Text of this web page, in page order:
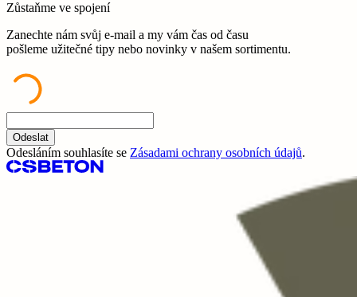
Zůstaňme ve spojení
Zanechte nám svůj e-mail a my vám čas od času
pošleme užitečné tipy nebo novinky v našem sortimentu.
Odeslat
Odesláním souhlasíte se Zásadami ochrany osobních údajů.